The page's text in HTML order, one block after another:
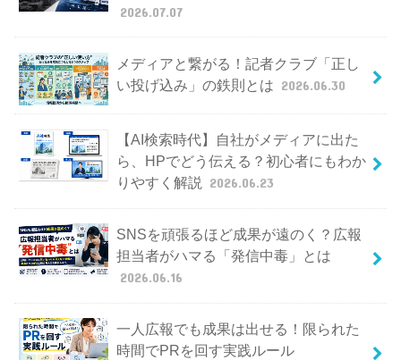
2026.07.07
メディアと繋がる！記者クラブ「正し
い投げ込み」の鉄則とは 2026.06.30
【AI検索時代】自社がメディアに出た
ら、HPでどう伝える？初心者にもわか
りやすく解説
2026.06.23
SNSを頑張るほど成果が遠のく？広報
担当者がハマる「発信中毒」とは
2026.06.16
一人広報でも成果は出せる！限られた
時間でPRを回す実践ルール